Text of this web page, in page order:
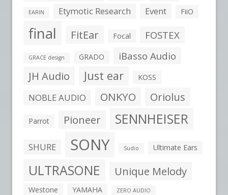
EARIN Etymotic Research Event FiiO
final FitEar Focal FOSTEX
GRACE design GRADO iBasso Audio
JH Audio Just ear KOSS
NOBLE AUDIO ONKYO Oriolus
Parrot Pioneer SENNHEISER
SHURE SONY Sudio Ultimate Ears
ULTRASONE Unique Melody
Westone YAMAHA ZERO AUDIO